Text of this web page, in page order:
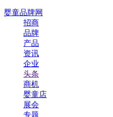
婴童品牌网
招商
品牌
产品
资讯
企业
头条
商机
婴童店
展会
专题